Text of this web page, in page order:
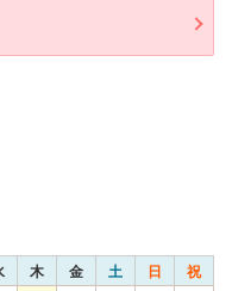
木 金 土 日 祝